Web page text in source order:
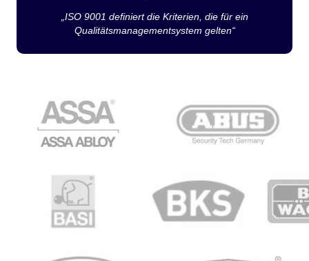
„ISO 9001 definiert die Kriterien, die für ein
Qualitätsmanagementsystem gelten“